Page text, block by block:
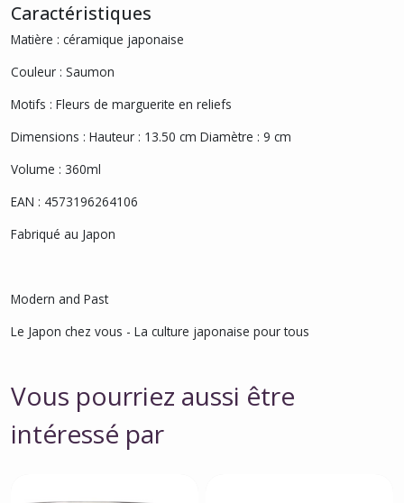
Caractéristiques
Matière : céramique japonaise
Couleur : Saumon
Motifs : Fleurs de marguerite en reliefs
Dimensions : Hauteur : 13.50 cm Diamètre : 9 cm
Volume : 360ml
EAN : 4573196264106
Fabriqué au Japon
Modern and Past
Le Japon chez vous - La culture japonaise pour tous
Vous pourriez aussi être
intéressé par